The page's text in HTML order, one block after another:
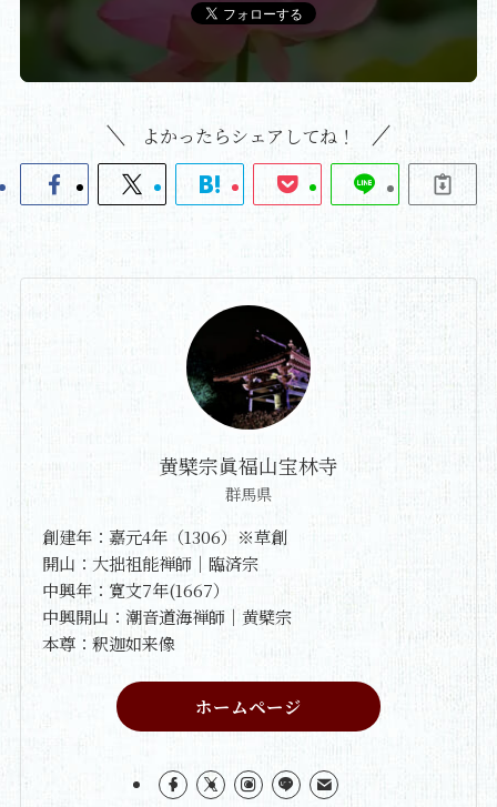
よかったらシェアしてね！
黄檗宗眞福山宝林寺
群馬県
創建年：嘉元4年（1306）※草創
開山：大拙祖能禅師｜臨済宗
中興年：寛文7年(1667）
中興開山：潮音道海禅師｜黄檗宗
本尊：釈迦如来像
ホームページ